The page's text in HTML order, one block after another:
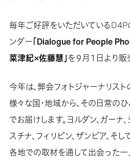
毎年ご好評をいただいているD4P
ンダー「Dialogue for People
菜津紀×佐藤慧」を９月１日より
今年は、弊会フォトジャーナリス
様々な国・地域から、その日常の
でお届けします。ヨルダン、ガーナ
スチナ、フィリピン、ザンビア、そし
各地での取材を通して出会った一